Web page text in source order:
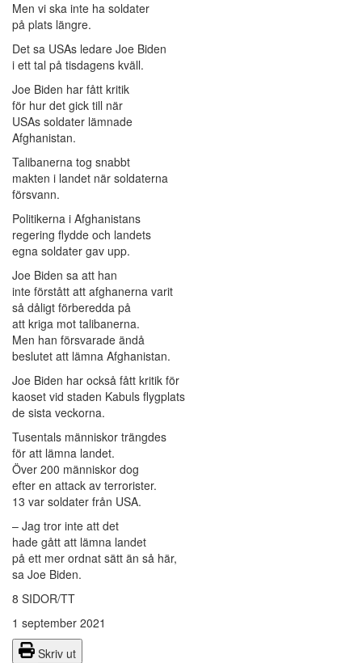
Men vi ska inte ha soldater
på plats längre.
Det sa USAs ledare Joe Biden
i ett tal på tisdagens kväll.
Joe Biden har fått kritik
för hur det gick till när
USAs soldater lämnade
Afghanistan.
Talibanerna tog snabbt
makten i landet när soldaterna
försvann.
Politikerna i Afghanistans
regering flydde och landets
egna soldater gav upp.
Joe Biden sa att han
inte förstått att afghanerna varit
så dåligt förberedda på
att kriga mot talibanerna.
Men han försvarade ändå
beslutet att lämna Afghanistan.
Joe Biden har också fått kritik för
kaoset vid staden Kabuls flygplats
de sista veckorna.
Tusentals människor trängdes
för att lämna landet.
Över 200 människor dog
efter en attack av terrorister.
13 var soldater från USA.
– Jag tror inte att det
hade gått att lämna landet
på ett mer ordnat sätt än så här,
sa Joe Biden.
8 SIDOR/TT
1 september 2021
Skriv ut